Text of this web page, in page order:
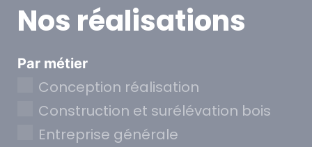
Nos réalisations
Par métier
Conception réalisation
Construction et surélévation bois
Entreprise générale